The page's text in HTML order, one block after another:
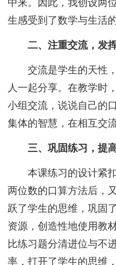
中来。因此，我创设两
生感受到了数学与生活
二、注重交流，发
交流是学生的天性，
人一起分享。在教学时
小组交流，说说自己的
集体的智慧，在相互交
三、巩固练习，提
本课练习的设计紧扣
两位数的口算方法后，
跃了学生的思维，巩固
资源，创造性地使用教
比练习题分清进位与不
率，打开了学生的思维